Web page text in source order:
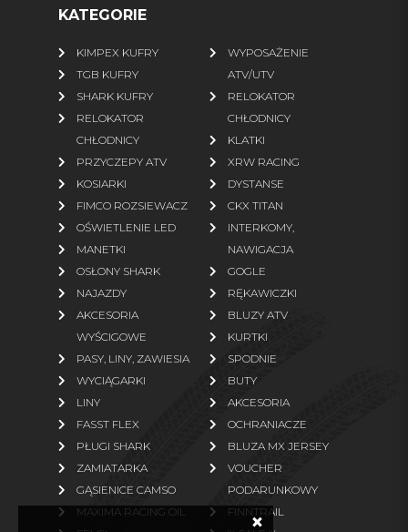
Kurtki Spodnie
Wodery Komplety
Odzież polarowa
więcej
CZĘŚCI ZAMIENNE
Oryginalne części Linhai
Oryginalne części Segway
Oryginalne części Access
Motor
Oryginalne części Arctic Cat Paski napędowe zamienniki
Zamienniki (klocki, filtry) Części zamienne ogrodowe
więcej
×
KATEGORIE
KIMPEX KUFRY
TGB KUFRY
SHARK KUFRY
RELOKATOR
CHŁODNICY
PRZYCZEPY ATV
KOSIARKI
FIMCO ROZSIEWACZ
OŚWIETLENIE LED
MANETKI
OSŁONY SHARK
NAJAZDY
AKCESORIA
WYŚCIGOWE
PASY, LINY, ZAWIESIA
WYCIĄGARKI
LINY
FASST FLEX
PŁUGI SHARK
ZAMIATARKA
GĄSIENICE CAMSO
MAXIMA RACING OIL
WYPOSAŻENIE
ATV/UTV
RELOKATOR
CHŁODNICY
KLATKI
XRW RACING
DYSTANSE
CKX TITAN
INTERKOMY,
NAWIGACJA
GOGLE
RĘKAWICZKI
BLUZY ATV
KURTKI
SPODNIE
BUTY
AKCESORIA
OCHRANIACZE
BLUZA MX JERSEY
VOUCHER
PODARUNKOWY
FINNTRAIL